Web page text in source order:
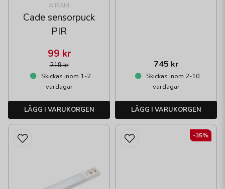
AIRAM
Cade sensorpuck
PIR
219 kr
99 kr
Skickas inom 1-2
vardagar
LÄGG I VARUKORGEN
745 kr
Skickas inom 2-10
vardagar
LÄGG I VARUKORGEN
-35%